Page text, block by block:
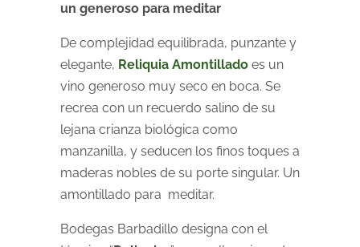
un generoso para meditar
De complejidad equilibrada, punzante y
elegante, Reliquia Amontilladoes un
vino generoso muy seco en boca. Se
recrea con un recuerdo salino de su
lejana crianza biológica como
manzanilla, y seducen los finos toques a
maderas nobles de su porte singular. Un
amontillado para meditar.
Bodegas Barbadillo designa con el